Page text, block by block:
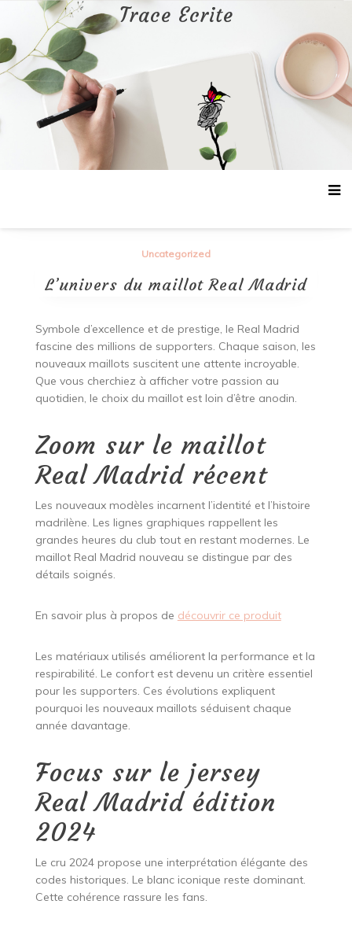
contenu
Trace Ecrite
Uncategorized
L’univers du maillot Real Madrid
Symbole d’excellence et de prestige, le Real Madrid
fascine des millions de supporters. Chaque saison, les
nouveaux maillots suscitent une attente incroyable.
Que vous cherchiez à afficher votre passion au
quotidien, le choix du maillot est loin d’être anodin.
Zoom sur le maillot
Real Madrid récent
Les nouveaux modèles incarnent l’identité et l’histoire
madrilène. Les lignes graphiques rappellent les
grandes heures du club tout en restant modernes. Le
maillot Real Madrid nouveau se distingue par des
détails soignés.
En savoir plus à propos de découvrir ce produit
Les matériaux utilisés améliorent la performance et la
respirabilité. Le confort est devenu un critère essentiel
pour les supporters. Ces évolutions expliquent
pourquoi les nouveaux maillots séduisent chaque
année davantage.
Focus sur le jersey
Real Madrid édition
2024
Le cru 2024 propose une interprétation élégante des
codes historiques. Le blanc iconique reste dominant.
Cette cohérence rassure les fans.